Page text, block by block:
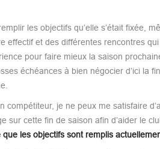
les objectifs qu’elle s’était fixée,
et des différentes rencontres qui
pour faire mieux la saison
échéances à bien négocier d’ici la
je ne peux me satisfaire
sur cette fin de saison afin d’aider le
les objectifs sont remplis